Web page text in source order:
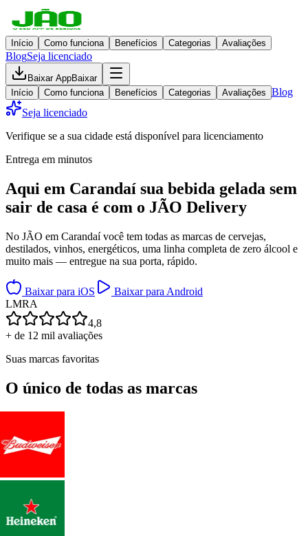
Início Como funciona Benefícios Categorias Avaliações
BlogSeja licenciado
Baixar AppBaixar
Início
Como funciona Benefícios Categorias Avaliações Blog
Seja licenciado
Verifique se a sua cidade está disponível para licenciamento
Entrega em minutos
Aqui em Carandaí sua bebida gelada sem
sair de casa é com o JÃO Delivery
No JÃO em Carandaí você tem todas as marcas de cervejas,
destilados, vinhos, energéticos, uma linha completa de zero álcool e
muito mais — entregue na sua porta, rápido.
Baixar para iOS
Baixar para Android
LMRA
4,8
+ de 12 mil avaliações
Suas marcas favoritas
O único de todas as marcas